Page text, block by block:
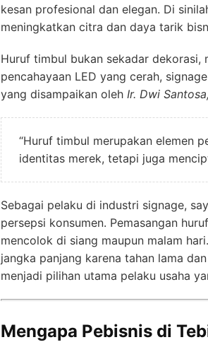
kesan profesional dan elegan. Di
meningkatkan citra dan daya tarik
Huruf timbul bukan sekadar dekorasi,
pencahayaan LED yang cerah,
yang disampaikan oleh Ir. Dwi
“Huruf timbul merupakan elemen
identitas merek, tetapi juga
Sebagai pelaku di industri signage,
persepsi konsumen. Pemasangan
mencolok di siang maupun malam
jangka panjang karena tahan lama
menjadi pilihan utama pelaku usaha
Mengapa Pebisnis di